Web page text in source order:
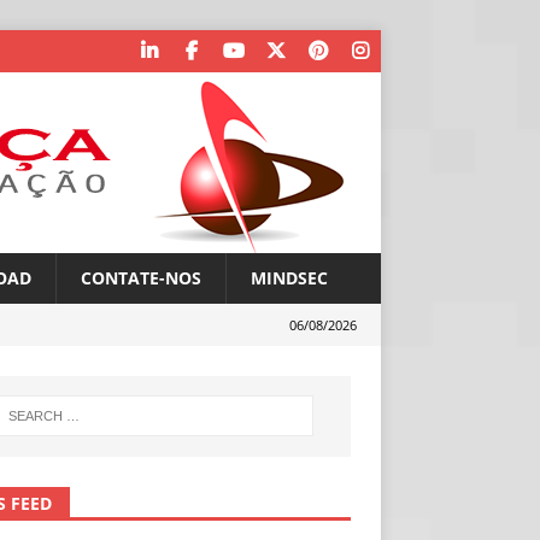
CONTATE-NOS MINDSEC
06/08/2026
FEED